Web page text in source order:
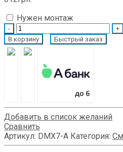
Нужен монтаж
Quantity
В корзину Быстрый заказ
Добавить в список желаний
Сравнить
Артикул: DMX7-A Категория: